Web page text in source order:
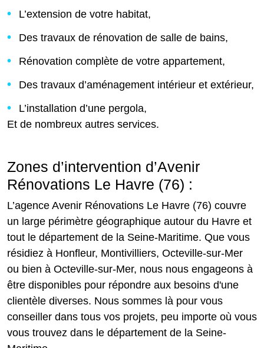
L’extension de votre habitat,
Des travaux de rénovation de salle de bains,
Rénovation complète de votre appartement,
Des travaux d’aménagement intérieur et extérieur,
L’installation d’une pergola,
Et de nombreux autres services.
Zones d’intervention d’Avenir
Rénovations Le Havre (76) :
L’agence Avenir Rénovations Le Havre (76) couvre
un large périmètre géographique autour du Havre et
tout le département de la Seine-Maritime. Que vous
résidiez à Honfleur, Montivilliers, Octeville-sur-Mer
ou bien à Octeville-sur-Mer, nous nous engageons à
être disponibles pour répondre aux besoins d'une
clientèle diverses. Nous sommes là pour vous
conseiller dans tous vos projets, peu importe où vous
vous trouvez dans le département de la Seine-